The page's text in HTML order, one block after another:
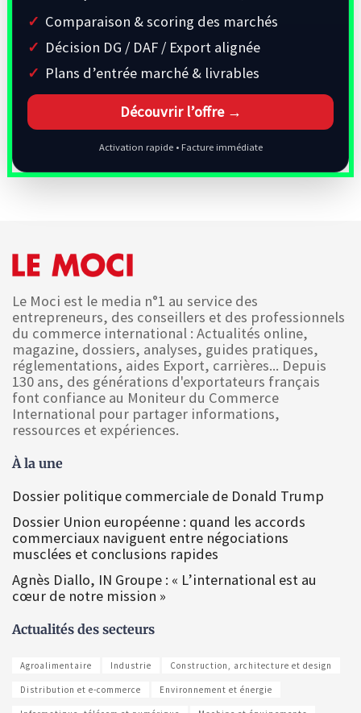
Comparaison & scoring des marchés
Décision DG / DAF / Export alignée
Plans d’entrée marché & livrables
Découvrir l’offre →
Activation rapide • Facture immédiate
Le Moci est le media n°1 au service des
entrepreneurs, des conseillers et des professionnels
du commerce international : Actualités online,
magazine, dossiers, analyses, guides pratiques,
réglementations, aides Export, carrières... Depuis
130 ans, des générations d'exportateurs français
font confiance au Moniteur du Commerce
International pour partager informations,
ressources et expériences.
À la une
Dossier politique commerciale de Donald Trump
Dossier Union européenne : quand les accords
commerciaux naviguent entre négociations
musclées et conclusions rapides
Agnès Diallo, IN Groupe : « L’international est au
cœur de notre mission »
Actualités des secteurs
Agroalimentaire Industrie Construction, architecture et design
Distribution et e-commerce Environnement et énergie